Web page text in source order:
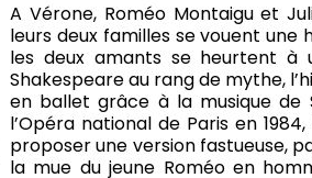
A Vérone, Roméo Montaigu et
leurs deux familles se vouent une
les deux amants se heurtent à
Shakespeare au rang de mythe,
en ballet grâce à la musique de
l’Opéra national de Paris en
proposer une version fastueuse,
la mue du jeune Roméo en